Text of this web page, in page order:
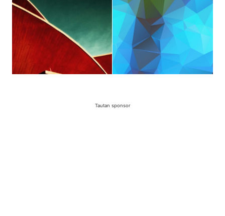
Tautan sponsor